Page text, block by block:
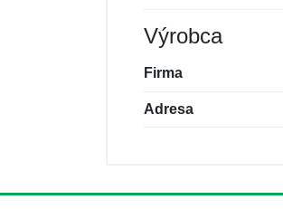
Výrobca
Firma
Adresa